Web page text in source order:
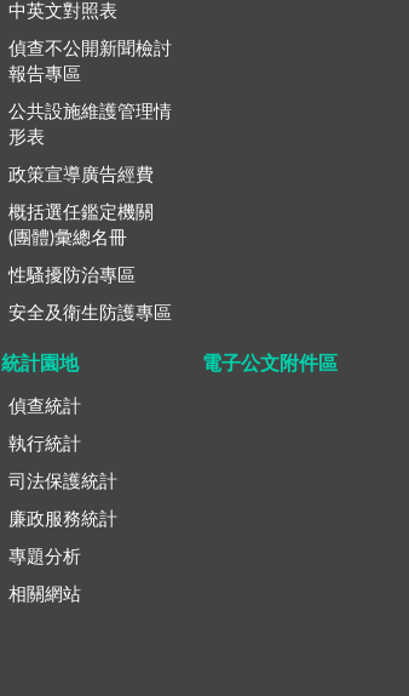
中英文對照表
偵查不公開新聞檢討
報告專區
公共設施維護管理情
形表
政策宣導廣告經費
概括選任鑑定機關
(團體)彙總名冊
性騷擾防治專區
安全及衛生防護專區
統計園地
偵查統計
執行統計
司法保護統計
廉政服務統計
專題分析
相關網站
電子公文附件區